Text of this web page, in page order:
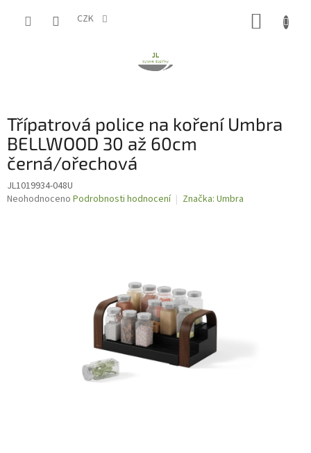
CZK
Třípatrová police na koření Umbra
BELLWOOD 30 až 60cm
černá/ořechová
JL1019934-048U
Průměrné
Neohodnoceno Podrobnosti hodnocení Značka: Umbra